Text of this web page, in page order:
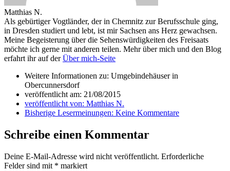
Matthias N.
Als gebürtiger Vogtländer, der in Chemnitz zur Berufsschule ging,
in Dresden studiert und lebt, ist mir Sachsen ans Herz gewachsen.
Meine Begeisterung über die Sehenswürdigkeiten des Freisaats
möchte ich gerne mit anderen teilen. Mehr über mich und den Blog
erfahrt ihr auf derÜber mich-Seite
Weitere Informationen zu: Umgebindehäuser in
Obercunnersdorf
veröffentlicht am: 21/08/2015
veröffentlicht von: Matthias N.
Bisherige Lesermeinungen: Keine Kommentare
Schreibe einen Kommentar
Deine E-Mail-Adresse wird nicht veröffentlicht. Erforderliche
Felder sind mit * markiert